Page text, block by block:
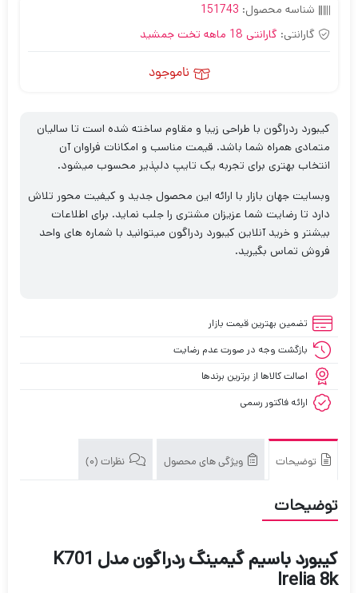
شناسه محصول: 151743
گارانتی: گارانتی 18 ماهه تخت جمشید
ناموجود
کیبورد ردراگون با طراحی زیبا و مقاوم ساخته شده است تا سالیان
متمادی همراه شما باشد. قیمت مناسب و امکانات فراوان آن
انتخاب بهتری برای تجربه یک تایپ دلپذیر محسوب میشود.
وبسایت جهان بازار با ارائه این محصول جدید و کیفیت محور تلاش
دارد تا رضایت شما عزیزان مشتری را جلب نماید. برای اطلاعات
بیشتر و خرید آنلاین کیبورد ردراگون میتوانید با شماره های واحد
فروش تماس بگیرید.
تضمین بهترین قیمت بازار
بازگشت وجه در صورت عدم رضایت
اصالت کالاها از برترین برندها
ارائه فاکتور رسمی
توضیحات ویژگی های محصول نظرات (0)
توضیحات
کیبورد باسیم گیمینگ ردراگون مدل K701
Irelia 8k